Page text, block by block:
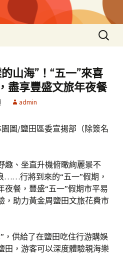
搜
尋
鍵
字:
山海”！“五一”來喜
盡享豐盛文旅年夜餐
admin
圖/鹽田區委宣揚部（除簽名
趣、坐直升機俯瞰絢麗景不
……行將到來的“五一”假期，
夜餐，豐盛“五一”假期市平易
，助力黃金周鹽田文旅花費市
，供給了在鹽田吃住行游購娛
田，游客可以深度體驗親海樂